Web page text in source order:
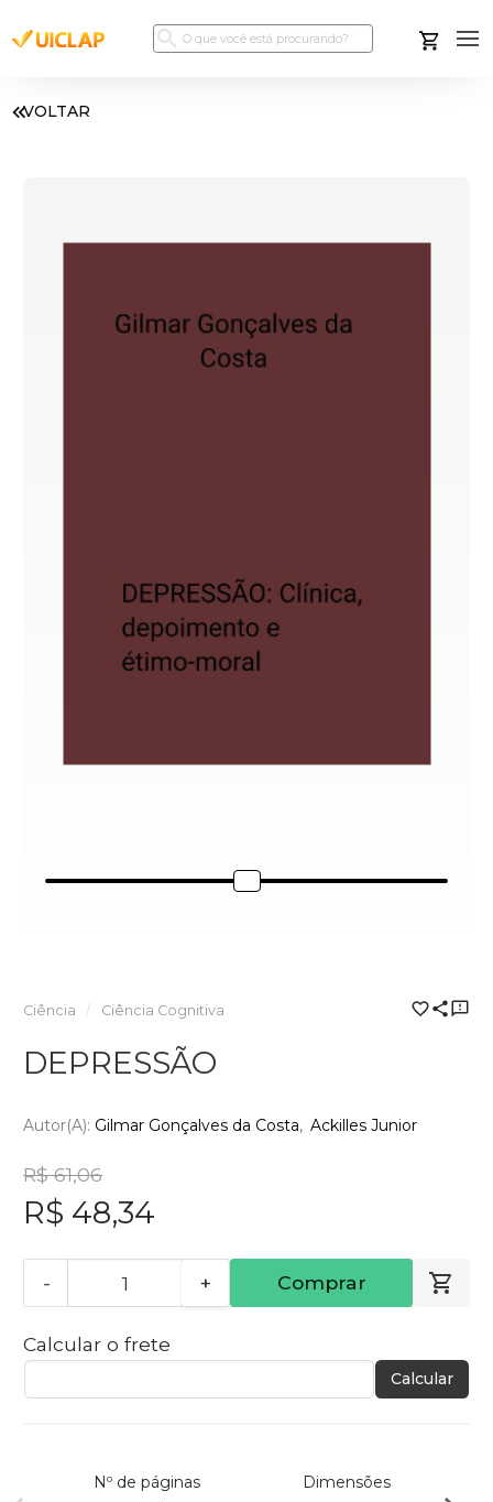
VOLTAR
Ciência Ciência Cognitiva
DEPRESSÃO
Autor(a): Gilmar Gonçalves da Costa Ackilles Junior
R$ 61,06
R$ 48,34
- + Comprar
Calcular o frete
Calcular
Nº de páginas Dimensões